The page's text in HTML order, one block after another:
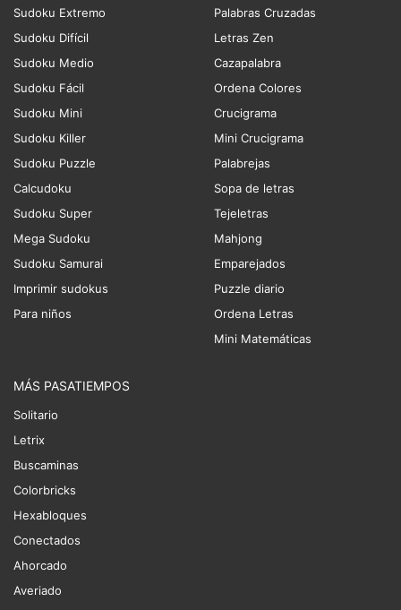
Sudoku Extremo
Sudoku Difícil
Sudoku Medio
Sudoku Fácil
Sudoku Mini
Sudoku Killer
Sudoku Puzzle
Calcudoku
Sudoku Super
Mega Sudoku
Sudoku Samurai
Imprimir sudokus
Para niños
Palabras Cruzadas
Letras Zen
Cazapalabra
Ordena Colores
Crucigrama
Mini Crucigrama
Palabrejas
Sopa de letras
Tejeletras
Mahjong
Emparejados
Puzzle diario
Ordena Letras
Mini Matemáticas
MÁS PASATIEMPOS
Solitario
Letrix
Buscaminas
Colorbricks
Hexabloques
Conectados
Ahorcado
Averiado